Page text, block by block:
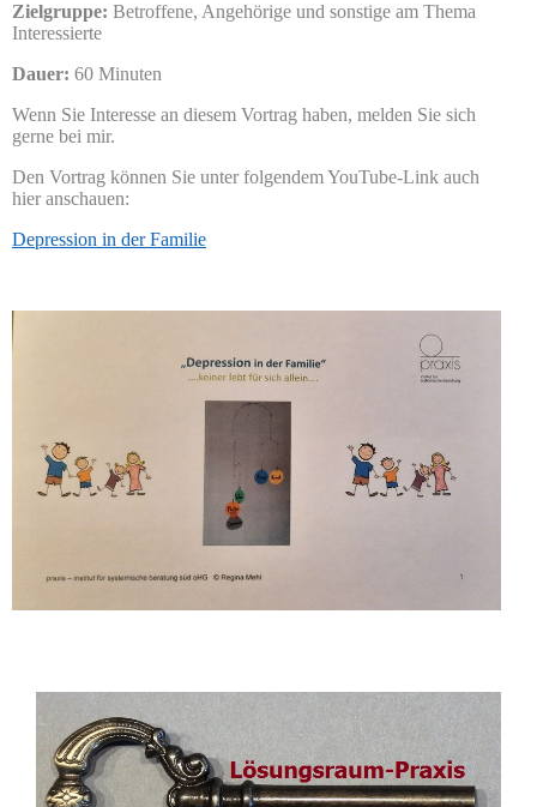
Zielgruppe: Betroffene, Angehörige und sonstige am Thema
Interessierte
Dauer: 60 Minuten
Wenn Sie Interesse an diesem Vortrag haben, melden Sie sich
gerne bei mir.
Den Vortrag können Sie unter folgendem YouTube-Link auch
hier anschauen:
Depression in der Familie